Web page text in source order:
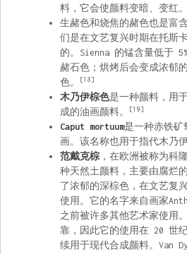
料，它会使颜料变暗、变红。
生赭色和烧焦的赭色也是富
们是在文艺复兴时期在托斯
的。Sienna 的锰含量低于
赭石色；烘烤后会变成浓郁
色。
[18]
木乃伊棕色是一种颜料，用
成的油画颜料。
[19]
Caput mortuum是一种赤铁矿
画。该名称也用于指代木乃
范戴克棕，在欧洲被称为科
种天然土颜料，主要由腐烂
了浓郁的深棕色，在文艺复
使用。它的名字来自画家
之前被许多其他艺术家使用
靠，因此它的使用在 20 世
续用于现代合成颜料。Van